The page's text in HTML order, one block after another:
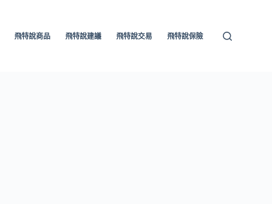
飛特說商品 飛特說建議 飛特說交易 飛特說保險